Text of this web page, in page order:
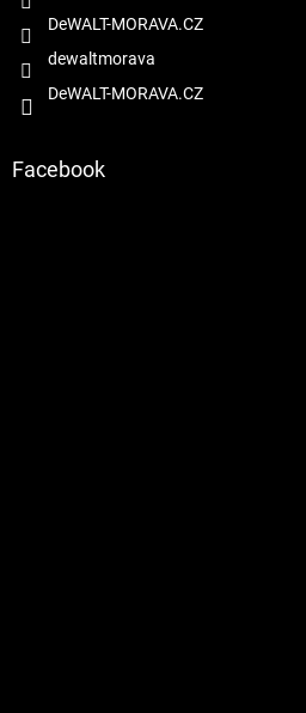
DeWALT-MORAVA.CZ
dewaltmorava
DeWALT-MORAVA.CZ
Facebook